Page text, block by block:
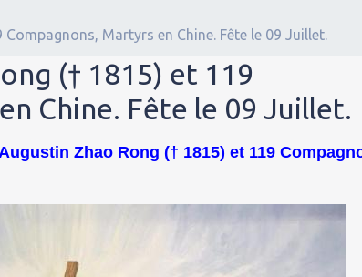
Martyrs en Chine. Fête le 09 Juillet.
(† 1815) et 119
Chine. Fête le 09 Juillet.
Zhao Rong († 1815) et 119